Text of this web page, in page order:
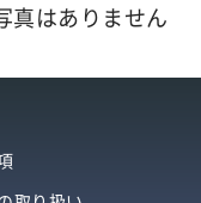
真はありません